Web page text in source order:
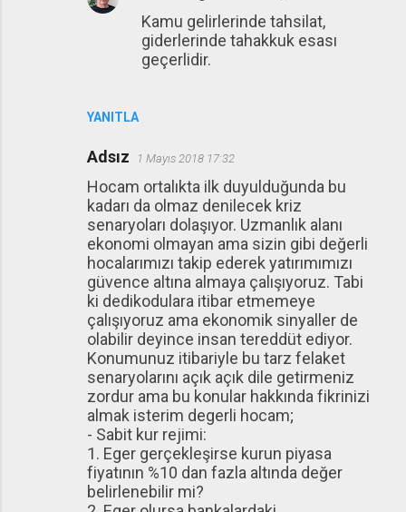
YANITLA
Kamu gelirlerinde tahsilat,
giderlerinde tahakkuk esası
geçerlidir.
Adsız 1 Mayıs 2018 17:32
Hocam ortalıkta ilk duyulduğunda bu
kadarı da olmaz denilecek kriz
senaryoları dolaşıyor. Uzmanlık alanı
ekonomi olmayan ama sizin gibi değerli
hocalarımızı takip ederek yatırımımızı
güvence altına almaya çalışıyoruz. Tabi
ki dedikodulara itibar etmemeye
çalışıyoruz ama ekonomik sinyaller de
olabilir deyince insan tereddüt ediyor.
Konumunuz itibariyle bu tarz felaket
senaryolarını açık açık dile getirmeniz
zordur ama bu konular hakkında fikrinizi
almak isterim degerli hocam;
- Sabit kur rejimi:
1. Eger gerçekleşirse kurun piyasa
fiyatının %10 dan fazla altında değer
belirlenebilir mi?